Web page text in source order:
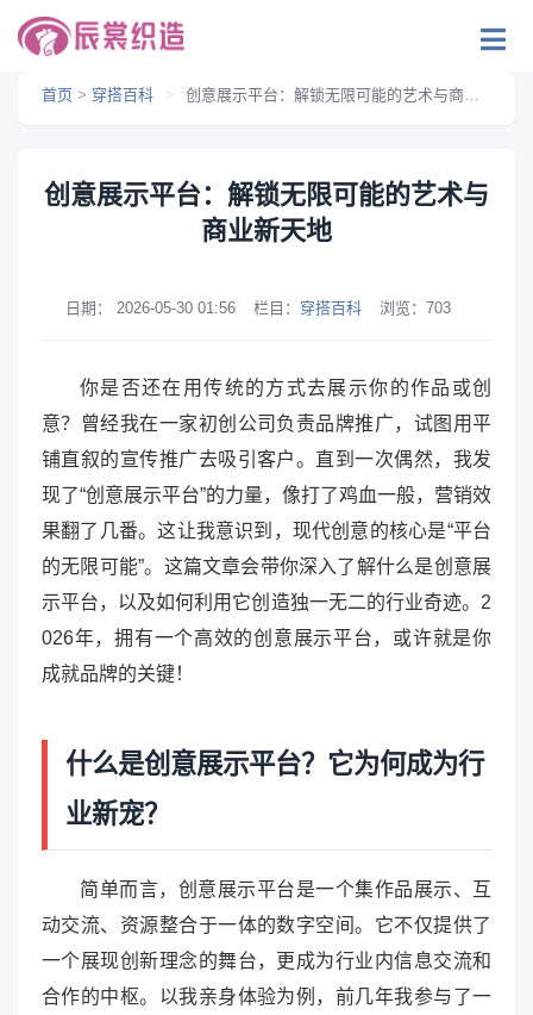
首页 > 穿搭百科 > 创意展示平台：解锁无限可能的艺术与商业新天地
创意展示平台：解锁无限可能的艺术与
商业新天地
日期： 2026-05-30 01:56 栏目： 穿搭百科 浏览： 703
你是否还在用传统的方式去展示你的作品或创
意？曾经我在一家初创公司负责品牌推广，试图用平
铺直叙的宣传推广去吸引客户。直到一次偶然，我发
现了“创意展示平台”的力量，像打了鸡血一般，营销效
果翻了几番。这让我意识到，现代创意的核心是“平台
的无限可能”。这篇文章会带你深入了解什么是创意展
示平台，以及如何利用它创造独一无二的行业奇迹。2
026年，拥有一个高效的创意展示平台，或许就是你
成就品牌的关键！
什么是创意展示平台？它为何成为行
业新宠？
简单而言，创意展示平台是一个集作品展示、互
动交流、资源整合于一体的数字空间。它不仅提供了
一个展现创新理念的舞台，更成为行业内信息交流和
合作的中枢。以我亲身体验为例，前几年我参与了一